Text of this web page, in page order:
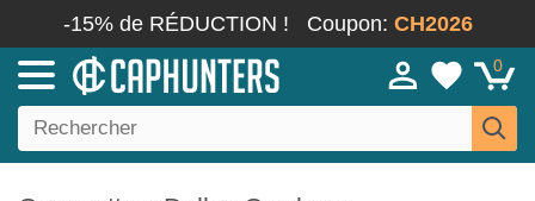
-15% de RÉDUCTION ! Coupon: CH2026
0